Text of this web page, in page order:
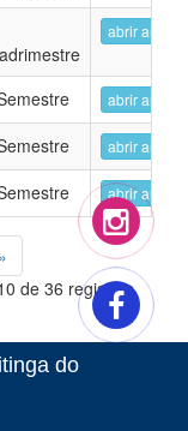
abrir
abrir
abrir
abrir
»
de 36 registros
do